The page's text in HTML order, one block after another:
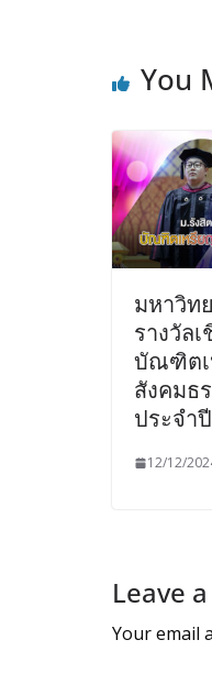
You
มหาวิท
รางวัล
บัณฑิต
สังคมธ
ประจำ
12/12/
Leave
Your email